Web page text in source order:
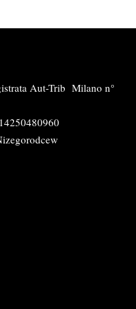
Aut-Trib Milano n°